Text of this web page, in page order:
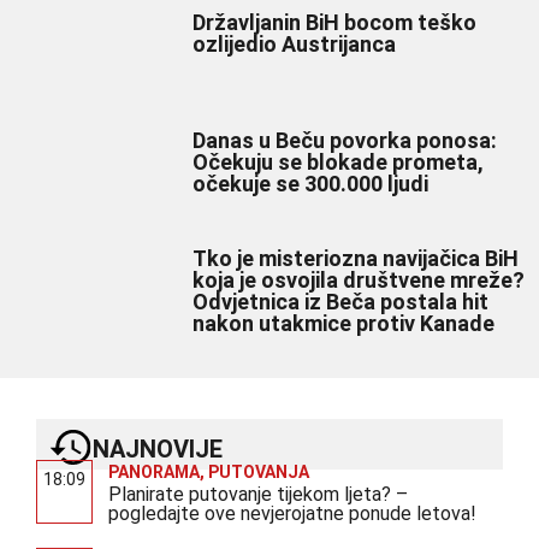
Državljanin BiH bocom teško
ozlijedio Austrijanca
Danas u Beču povorka ponosa:
Očekuju se blokade prometa,
očekuje se 300.000 ljudi
Tko je misteriozna navijačica BiH
koja je osvojila društvene mreže?
Odvjetnica iz Beča postala hit
nakon utakmice protiv Kanade
NAJNOVIJE
18:09 PANORAMA, PUTOVANJA
Planirate putovanje tijekom ljeta? –
pogledajte ove nevjerojatne ponude letova!